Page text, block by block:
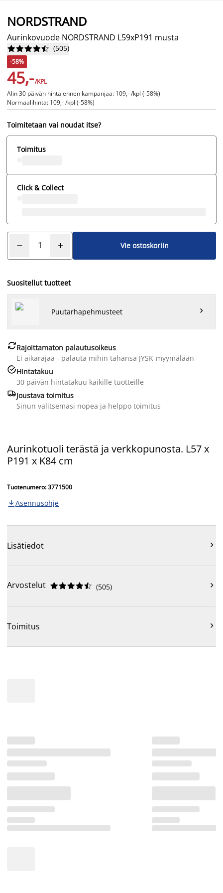
NORDSTRAND
Aurinkovuode NORDSTRAND L59xP191 musta





 (505)
-58%
45,-/KPL
Alin 30 päivän hinta ennen kampanjaa: 109,- /kpl (-58%)
Normaalihinta: 109,- /kpl (-58%)
Toimitetaan vai noudat itse?
Toimitus
Click & Collect
Vie ostoskoriin
Suositellut tuotteet
Puutarhapehmusteet 
Rajoittamaton palautusoikeus
Ei aikarajaa - palauta mihin tahansa JYSK-myymälään
Hintatakuu
30 päivän hintatakuu kaikille tuotteille
Joustava toimitus
Sinun valitsemasi nopea ja helppo toimitus
Aurinkotuoli terästä ja verkkopunosta. L57 x
P191 x K84 cm
Tuotenumero: 3771500
 Asennusohje
Lisätiedot 
Arvostelut 




 (505) 
Toimitus 